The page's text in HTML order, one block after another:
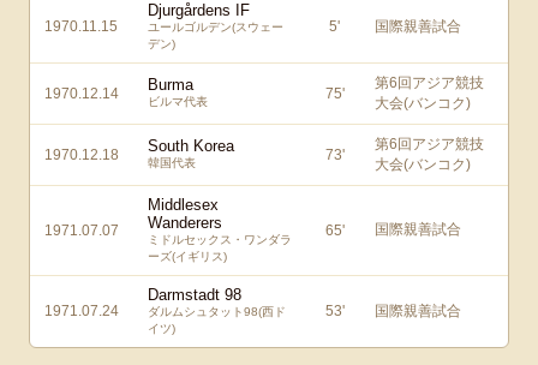
1970.11.15
Djurgårdens IF
ユールゴルデン(スウェー
デン)
5' 国際親善試合
1970.12.14 Burma
ビルマ代表 75'
第6回アジア競技
大会(バンコク)
1970.12.18 South Korea
韓国代表 73'
第6回アジア競技
大会(バンコク)
1971.07.07
Middlesex
Wanderers
ミドルセックス・ワンダラ
ーズ(イギリス)
65' 国際親善試合
1971.07.24
Darmstadt 98
ダルムシュタット98(西ド
イツ)
53' 国際親善試合